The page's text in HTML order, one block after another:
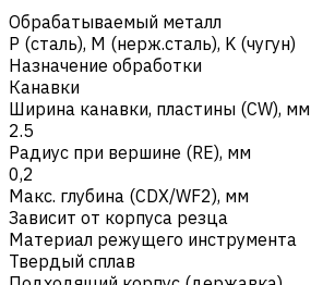
Обрабатываемый металл
Р (сталь), M (нерж.сталь), K (чугун)
Назначение обработки
Канавки
Ширина канавки, пластины (CW), мм
2.5
Радиус при вершине (RE), мм
0,2
Макс. глубина (CDX/WF2), мм
Зависит от корпуса резца
Материал режущего инструмента
Твердый сплав